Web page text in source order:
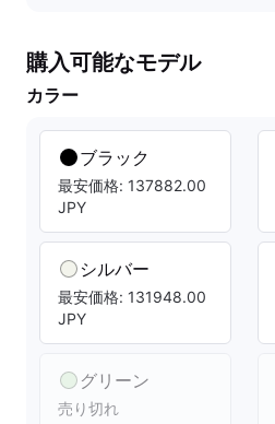
購入可能なモデル
カラー
ブラック
最安価格: 137882.00
JPY
シルバー
最安価格: 131948.00
JPY
グリーン
売り切れ